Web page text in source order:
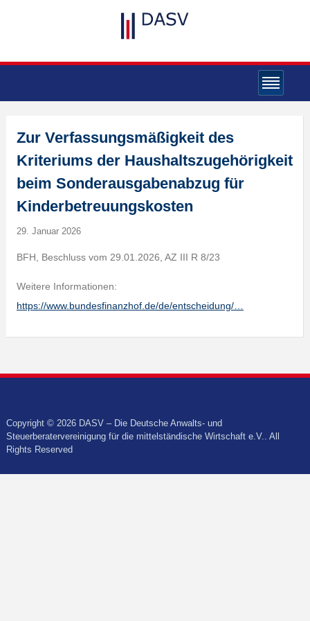
Zur Verfassungsmäßigkeit des
Kriteriums der Haushaltszugehörigkeit
beim Sonderausgabenabzug für
Kinderbetreuungskosten
29. Januar 2026
BFH, Beschluss vom 29.01.2026, AZ III R 8/23
Weitere Informationen:
https://www.bundesfinanzhof.de/de/entscheidung/…
Copyright © 2026 DASV – Die Deutsche Anwalts- und
Steuerberatervereinigung für die mittelständische Wirtschaft e.V.. All
Rights Reserved